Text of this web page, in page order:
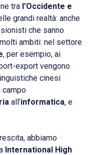
tra l’Occidente e
grandi realtà: anche
che sanno
ambiti: nel settore
, per esempio, ai
export vengono
cinesi
campo
all’informatica, e
abbiamo
International High